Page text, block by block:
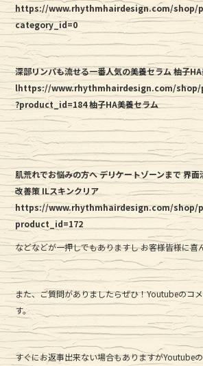
https://www.rhythmhairdesign.com/shop/
category_id=0
深部リンパも流せる一番人気の美養セラム 柚子
lhttps://www.rhythmhairdesign.com/
?product_id=184 柚子HA美養セラム
肌荒れでお悩みの方へ デリケートゾーンまで 界
改善策 ILスキンクリア
https://www.rhythmhairdesign.com/shop/
product_id=172
などなどが一押しでもありますし お客様皆様に喜
また、ご質問がありましたらぜひ！Youtubeのコ
す。
すぐにお返事出来ない場合もありますがYoutube